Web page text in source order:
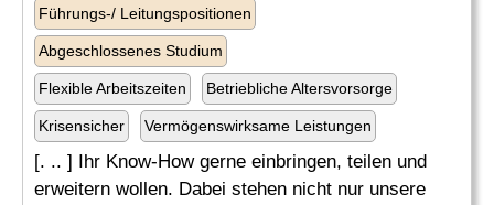
Führungs-/ Leitungspositionen
Abgeschlossenes Studium
Flexible Arbeitszeiten Betriebliche Altersvorsorge
Krisensicher Vermögenswirksame Leistungen
[. .. ] Ihr Know-How gerne einbringen, teilen und
erweitern wollen. Dabei stehen nicht nur unsere